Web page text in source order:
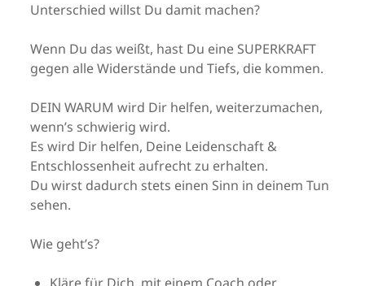
Unterschied willst Du damit machen?
Wenn Du das weißt, hast Du eine SUPERKRAFT
gegen alle Widerstände und Tiefs, die kommen.
DEIN WARUM wird Dir helfen, weiterzumachen,
wenn’s schwierig wird.
Es wird Dir helfen, Deine Leidenschaft &
Entschlossenheit aufrecht zu erhalten.
Du wirst dadurch stets einen Sinn in deinem Tun
sehen.
Wie geht’s?